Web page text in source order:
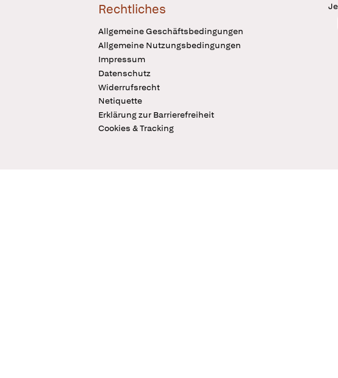
Rechtliches
Allgemeine Geschäftsbedingungen
Allgemeine Nutzungsbedingungen
Impressum
Datenschutz
Widerrufsrecht
Netiquette
Erklärung zur Barrierefreiheit
Cookies & Tracking